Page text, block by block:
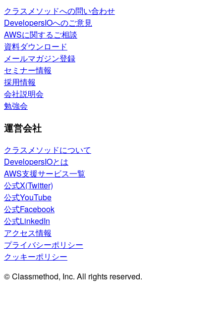
クラスメソッドへの問い合わせ
DevelopersIOへのご意見
AWSに関するご相談
資料ダウンロード
メールマガジン登録
セミナー情報
採用情報
会社説明会
勉強会
運営会社
クラスメソッドについて
DevelopersIOとは
AWS支援サービス一覧
公式X(Twitter)
公式YouTube
公式Facebook
公式LinkedIn
アクセス情報
プライバシーポリシー
クッキーポリシー
© Classmethod, Inc. All rights reserved.